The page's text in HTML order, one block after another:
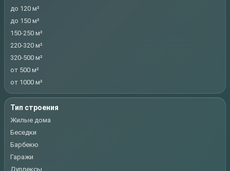
до 120 м²
до 150 м²
150-250 м²
220-320 м²
320-500 м²
от 500 м²
от 1000 м²
Тип строения
Жилые дома
Беседки
Барбекю
Гаражи
Дуплексы